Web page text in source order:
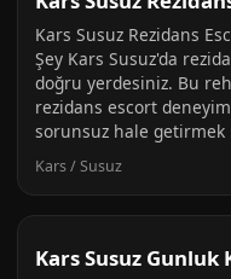
Kars Susuz Rezidans
Şey Kars Susuz'da
doğru yerdesiniz. Bu
rezidans escort
sorunsuz hale getirmek
Kars / Susuz
Kars Susuz